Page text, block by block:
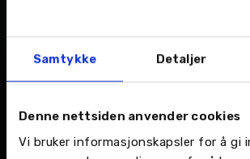
Samtykke Detaljer
Denne nettsiden anvender cookies
Vi bruker informasjonskapsler for å gi
tungt både på industri og
mye spennende som skjer i
tiden, og jeg ser virkelig frem til å
Gode opplevelser
Administrerende direktør i Nordvik